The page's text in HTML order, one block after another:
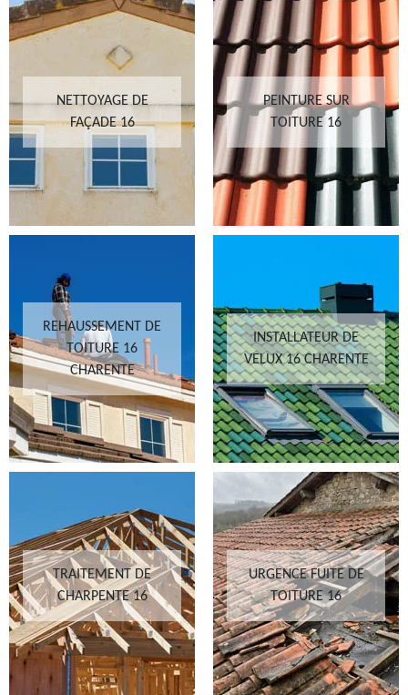
NETTOYAGE DE
FAÇADE 16
PEINTURE SUR
TOITURE 16
REHAUSSEMENT DE
TOITURE 16
CHARENTE
INSTALLATEUR DE
VELUX 16 CHARENTE
TRAITEMENT DE
CHARPENTE 16
URGENCE FUITE DE
TOITURE 16